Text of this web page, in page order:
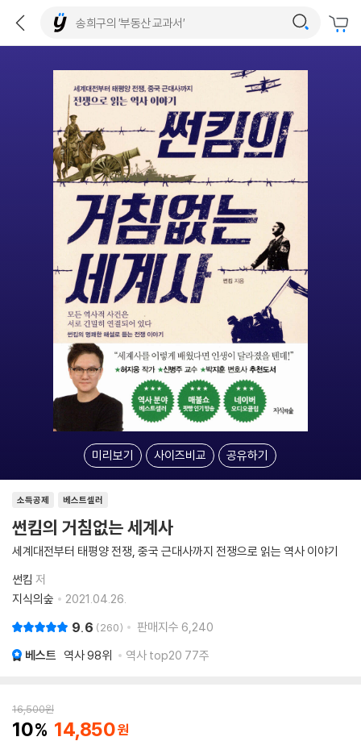
미리보기 사이즈비교 공유하기
소득공제 베스트셀러
썬킴의 거침없는 세계사
세계대전부터 태평양 전쟁, 중국 근대사까지 전쟁으로 읽는 역사 이야기
썬킴 저
지식의숲
2021.04.26.
9.6 260 판매지수 6,240
베스트 역사98위 역사 top20 77주
16,500원
10 14,850